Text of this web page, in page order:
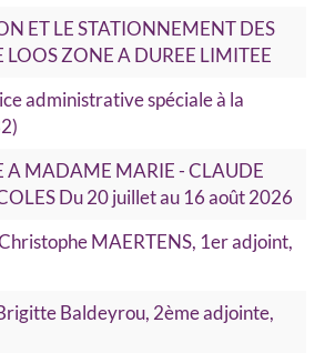
ET LE STATIONNEMENT DES
LOOS ZONE A DUREE LIMITEE
administrative spéciale à la
A MADAME MARIE - CLAUDE
Du 20 juillet au 16 août 2026
MAERTENS, 1er adjoint,
Baldeyrou, 2ème adjointe,